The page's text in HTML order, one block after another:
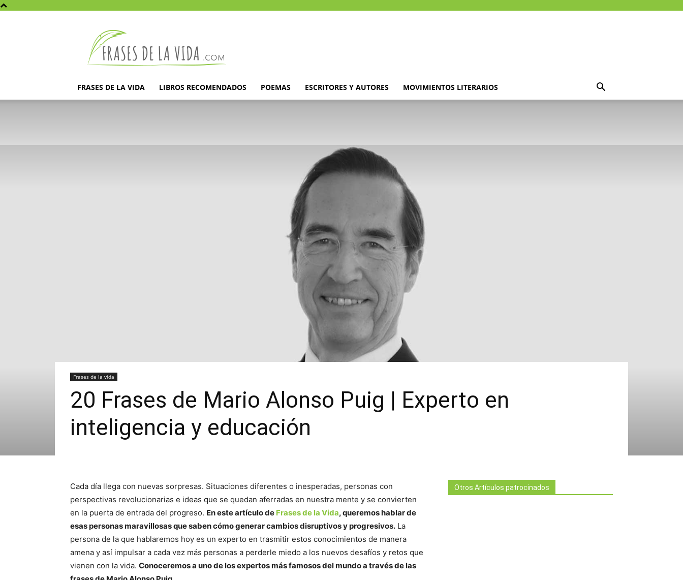
la
vida
FRASES DE LA VIDA LIBROS RECOMENDADOS POEMAS ESCRITORES Y AUTORES MOVIMIENTOS LITERARIOS
Frases de la vida
20 Frases de Mario Alonso Puig | Experto en
inteligencia y educación
Cada día llega con nuevas sorpresas. Situaciones diferentes o inesperadas, personas con
perspectivas revolucionarias e ideas que se quedan aferradas en nuestra mente y se convierten
en la puerta de entrada del progreso. En este artículo de Frases de la Vida, queremos hablar de
esas personas maravillosas que saben cómo generar cambios disruptivos y progresivos. La
persona de la que hablaremos hoy es un experto en trasmitir estos conocimientos de manera
amena y así impulsar a cada vez más personas a perderle miedo a los nuevos desafíos y retos que
vienen con la vida. Conoceremos a uno de los expertos más famosos del mundo a través de las
Otros Artículos patrocinados